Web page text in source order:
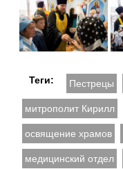
Теги: Пестрецы
митрополит Кирилл
освящение храмов
медицинский отдел